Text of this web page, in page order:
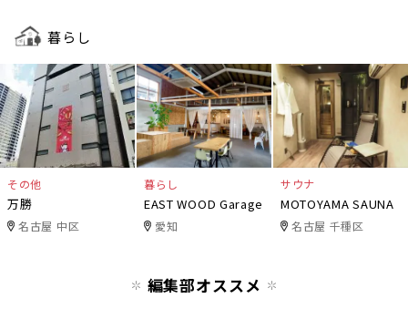
暮らし
その他
万勝
名古屋 中区
暮らし
EAST WOOD Garage
愛知
サウナ
MOTOYAMA SAUNA
名古屋 千種区
編集部オススメ